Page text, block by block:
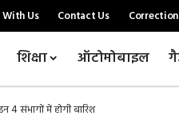
Us Contact Us
शिक्षा ऑटोमोबाइल
संभागों में होगी बारिश